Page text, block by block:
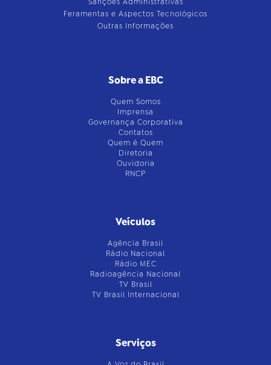
Feramentas e Aspectos Tecnológicos
Outras Informações
Sobre a EBC
Quem Somos
Imprensa
Governança Corporativa
Contatos
Quem é Quem
Diretoria
Ouvidoria
RNCP
Veículos
Agência Brasil
Rádio Nacional
Rádio MEC
Radioagência Nacional
TV Brasil
TV Brasil Internacional
Serviços